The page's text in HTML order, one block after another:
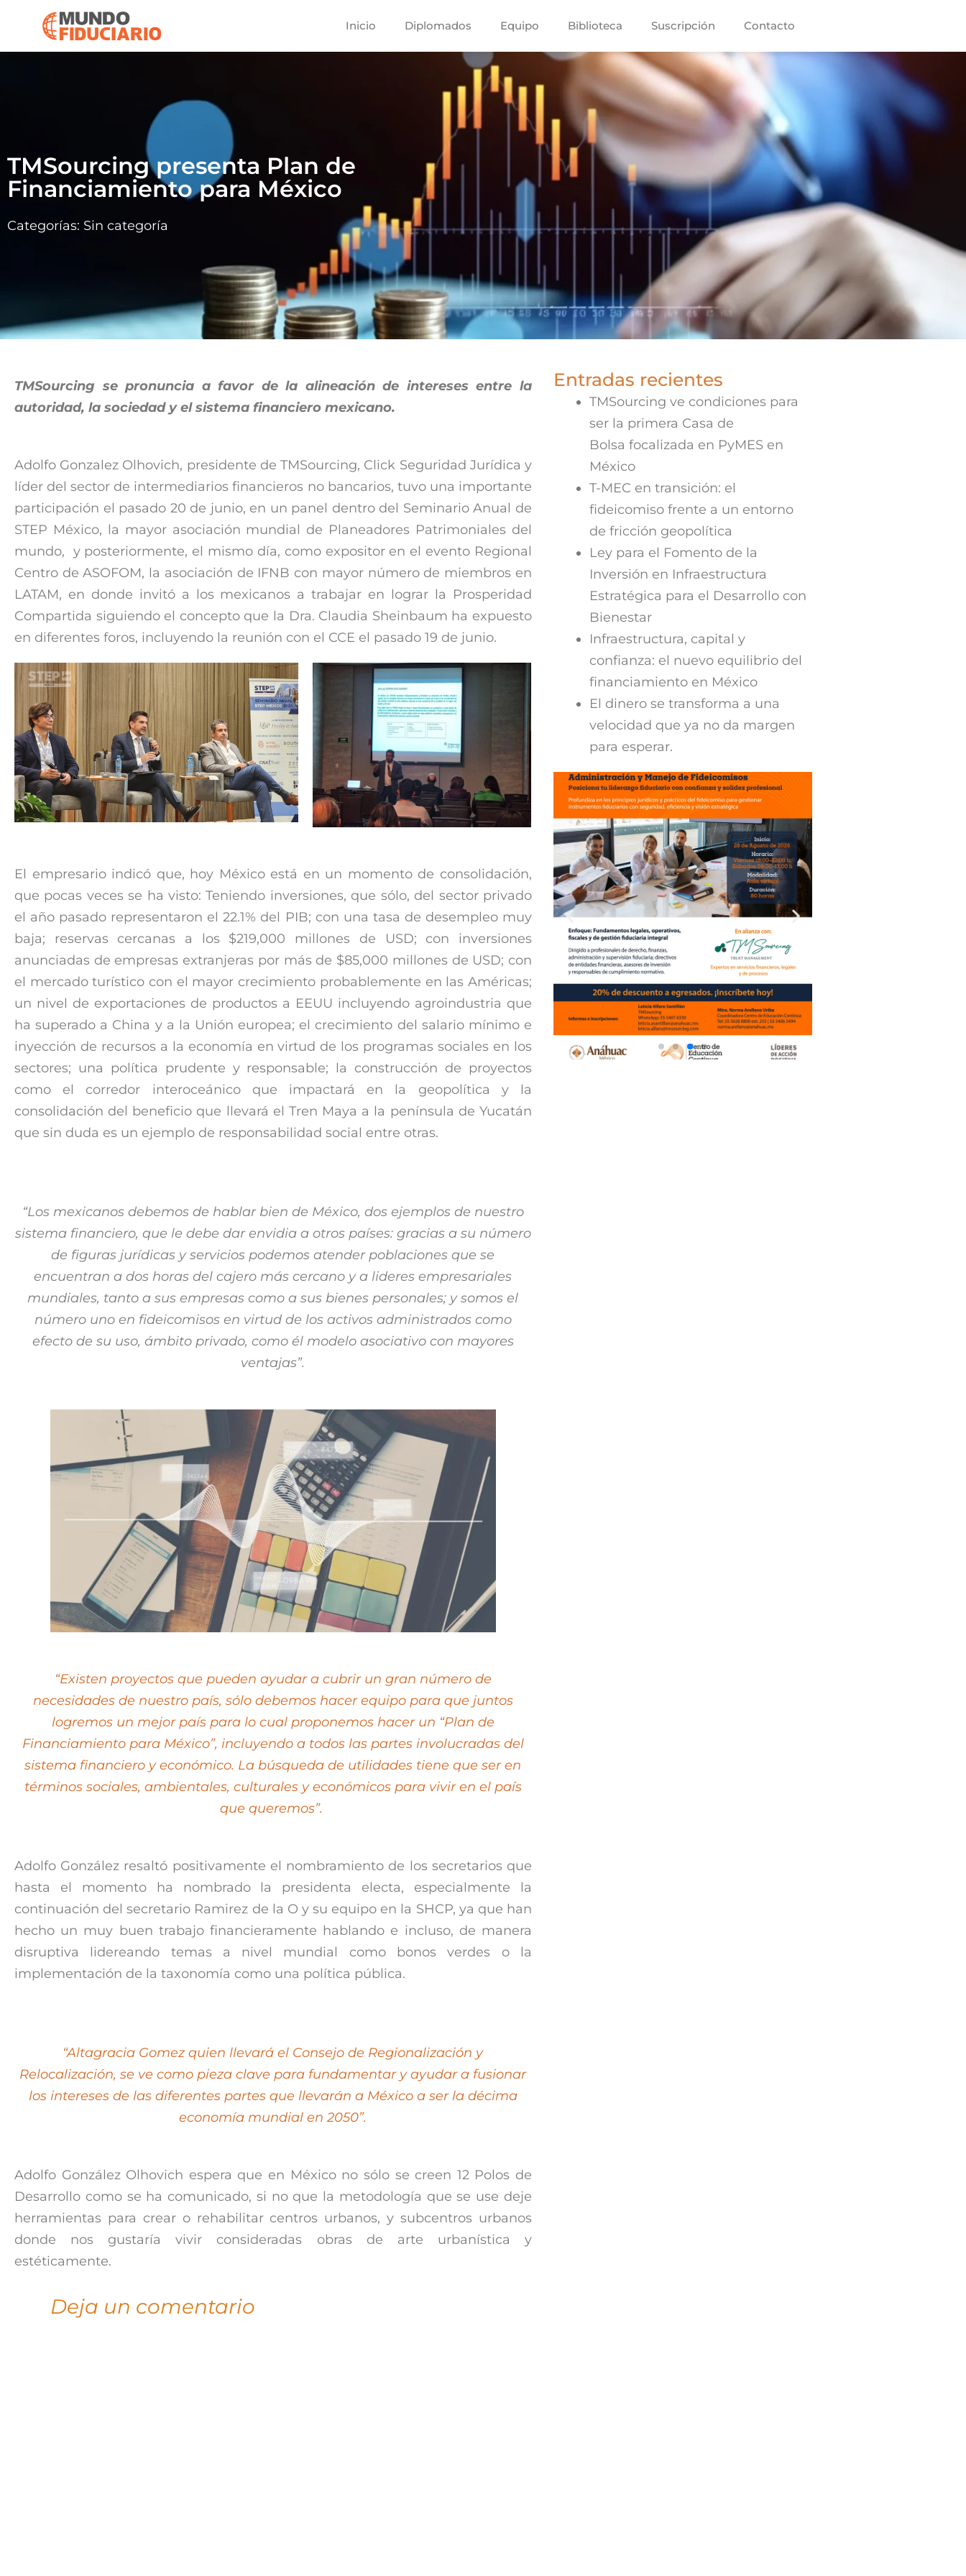
Inicio Diplomados Equipo Biblioteca Suscripción Contacto
TMSourcing presenta Plan de
Financiamiento para México
Categorías: Sin categoría
TMSourcing se pronuncia a favor de la alineación de interesesentre la
autoridad, la sociedad y el sistema financiero mexicano.
Adolfo Gonzalez Olhovich, presidente de TMSourcing, Click Seguridad Jurídica y
líder del sector de intermediarios financieros no bancarios, tuvo una importante
participación el pasado 20 de junio, en un panel dentro del Seminario Anual de
STEP México, la mayor asociación mundial de Planeadores Patrimoniales del
mundo, y posteriormente, el mismo día, como expositor en el evento Regional
Centro de ASOFOM, la asociación de IFNB con mayor número de miembros en
LATAM, en donde invitó a los mexicanos a trabajar en lograr la Prosperidad
Compartida siguiendo el concepto que la Dra. Claudia Sheinbaum ha expuesto
en diferentes foros, incluyendo la reunión con el CCE el pasado 19 de junio.
El empresario indicó que, hoy México está en un momento de consolidación,
que pocas veces se ha visto: Teniendo inversiones, que sólo, del sector privado
el año pasado representaron el 22.1% del PIB; con una tasa de desempleo muy
baja; reservas cercanas a los $219,000 millones de USD; con inversiones
anunciadas de empresas extranjeras por más de $85,000 millones de USD; con
el mercado turístico con el mayor crecimiento probablemente en las Américas;
un nivel de exportaciones de productos a EEUU incluyendo agroindustria que
ha superado a China y a la Unión europea; el crecimiento del salario mínimo e
inyección de recursos a la economía en virtud de los programas sociales en los
sectores; una política prudente y responsable; la construcción de proyectos
como el corredor interoceánico que impactará en la geopolítica y la
consolidación del beneficio que llevará el Tren Maya a la península de Yucatán
que sin duda es un ejemplo de responsabilidad social entre otras.
“Los mexicanos debemos de hablar bien de México, dos ejemplos de nuestro
sistema financiero, que le debe dar envidia a otros países: gracias a su número
de figuras jurídicas y servicios podemos atender poblaciones que se
encuentran a dos horas del cajero más cercano y a lideres empresariales
mundiales, tanto a sus empresas como a sus bienes personales; y somos el
número uno en fideicomisos en virtud de los activos administrados como
efecto de su uso, ámbito privado, como él modelo asociativo con mayores
ventajas”.
“Existen proyectos que pueden ayudar a cubrir un gran número de
necesidades de nuestro país, sólo debemos hacer equipo para que juntos
logremos un mejor país para lo cual proponemos hacer un “Plan de
Financiamiento para México”, incluyendo a todos las partes involucradas del
sistema financiero y económico. La búsqueda de utilidades tiene que ser en
términos sociales, ambientales, culturales y económicos para vivir en el país
que queremos”.
Adolfo González resaltó positivamente el nombramiento de los secretarios que
hasta el momento ha nombrado la presidenta electa, especialmente la
continuación del secretario Ramirez de la O y su equipo en la SHCP, ya que han
hecho un muy buen trabajo financieramente hablando e incluso, de manera
disruptiva lidereando temas a nivel mundial como bonos verdes o la
implementación de la taxonomía como una política pública.
“Altagracia Gomez quien llevará el Consejo de Regionalización y
Relocalización, se ve como pieza clave para fundamentar y ayudar a fusionar
los intereses de las diferentes partes que llevarán a México a ser la décima
economía mundial en 2050”.
Adolfo González Olhovich espera que en México no sólo se creen 12 Polos de
Desarrollo como se ha comunicado, si no que la metodología que se use deje
herramientas para crear o rehabilitar centros urbanos, y subcentros urbanos
donde nos gustaría vivir consideradas obras de arte urbanística y
estéticamente.
Deja un comentario
Entradas recientes
TMSourcing ve condiciones para
ser la primera Casa de
Bolsa focalizada en PyMES en
México
T-MEC en transición: el
fideicomiso frente a un entorno
de fricción geopolítica
Ley para el Fomento de la
Inversión en Infraestructura
Estratégica para el Desarrollo con
Bienestar
Infraestructura, capital y
confianza: el nuevo equilibrio del
financiamiento en México
El dinero se transforma a una
velocidad que ya no da margen
para esperar.